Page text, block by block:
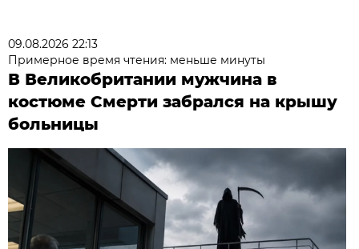
09.08.2026 22:13
Примерное время чтения: меньше минуты
В Великобритании мужчина в
костюме Смерти забрался на крышу
больницы